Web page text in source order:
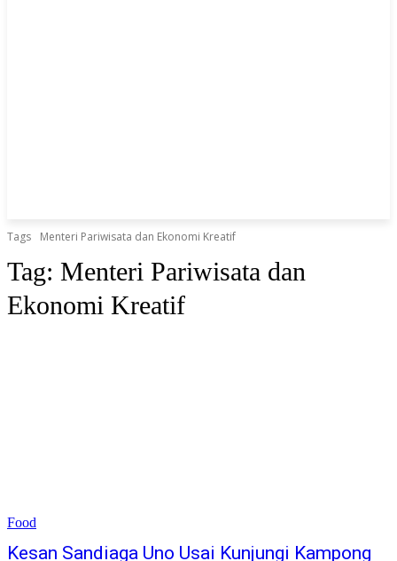
Tags Menteri Pariwisata dan Ekonomi Kreatif
Tag: Menteri Pariwisata dan
Ekonomi Kreatif
Food
Kesan Sandiaga Uno Usai Kunjungi Kampong